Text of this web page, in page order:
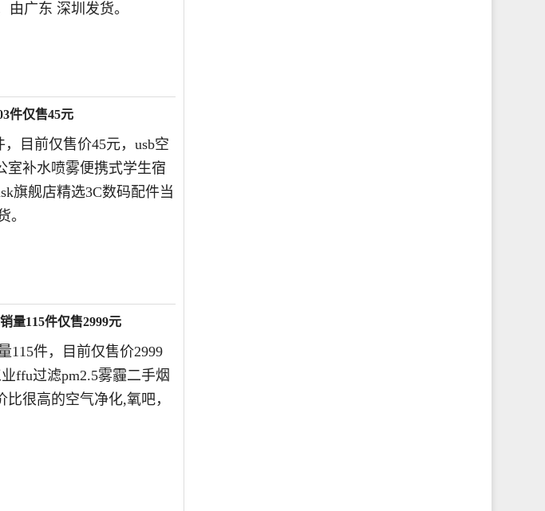
广东 深圳发货。
件仅售45元
目前仅售价45元，usb空
室补水喷雾便携式学生宿
旗舰店精选3C数码配件当
。
量115件仅售2999元
115件，目前仅售价2999
ffu过滤pm2.5雾霾二手烟
很高的空气净化,氧吧，